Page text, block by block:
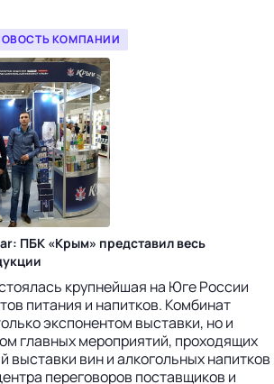
КОМПАНИИ
ПБК «Крым» представил весь
крупнейшая на Юге России
питания и напитков. Комбинат
экспонентом выставки, но и
главных мероприятий, проходящих
выставки вин и алкогольных напитков
переговоров поставщиков и